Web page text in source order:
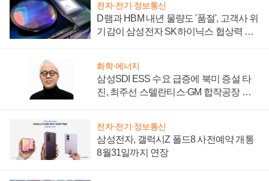
전자·전기·정보통신
D램과 HBM 내년 물량도 '품절', 고객사 위
기감이 삼성전자 SK하이닉스 협상력 더
화학·에너지
삼성SDI ESS 수요 급증에 북미 증설 타
진, 최주선 스텔란티스·GM 합작공장 건
전자·전기·정보통신
삼성전자, 갤럭시Z 폴드8 사전예약 개통
8월31일까지 연장